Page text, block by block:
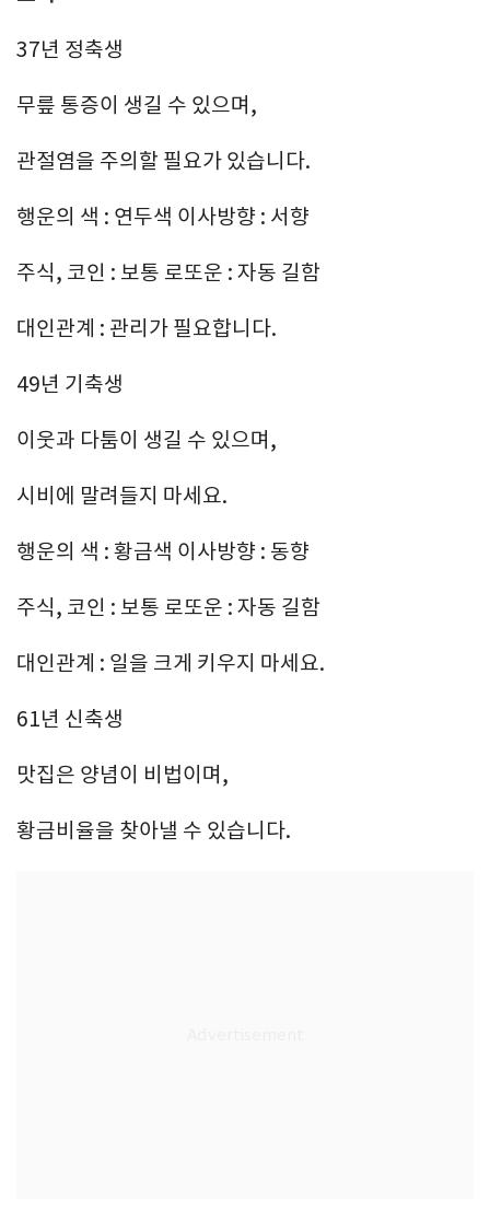
37년 정축생
무릎 통증이 생길 수 있으며,
관절염을 주의할 필요가 있습니다.
행운의 색 : 연두색 이사방향 : 서향
주식, 코인 : 보통 로또운 : 자동 길함
대인관계 : 관리가 필요합니다.
49년 기축생
이웃과 다툼이 생길 수 있으며,
시비에 말려들지 마세요.
행운의 색 : 황금색 이사방향 : 동향
주식, 코인 : 보통 로또운 : 자동 길함
대인관계 : 일을 크게 키우지 마세요.
61년 신축생
맛집은 양념이 비법이며,
황금비율을 찾아낼 수 있습니다.